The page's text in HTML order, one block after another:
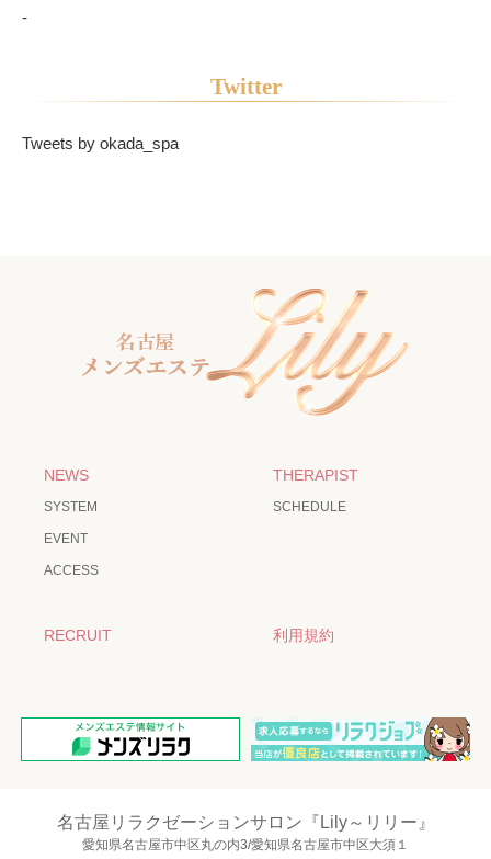
-
Twitter
Tweets by okada_spa
NEWS
SYSTEM
EVENT
ACCESS
THERAPIST
SCHEDULE
RECRUIT 利用規約
名古屋リラクゼーションサロン『Lily～リリー』
愛知県名古屋市中区丸の内3/愛知県名古屋市中区大須１